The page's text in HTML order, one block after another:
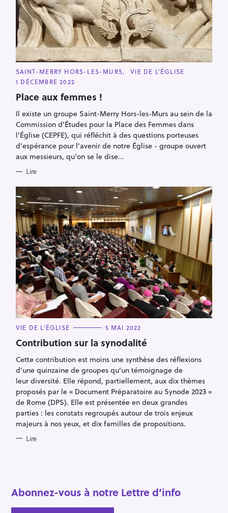
C
T
G
R
I
E
S
SAINT-MERRY HORS-LES-MURS
VIE DE L'ÉGLISE
1 DÉCEMBRE 2022
Place aux femmes !
Il existe un groupe Saint-Merry Hors-les-Murs au sein de la
Commission d’Études pour la Place des Femmes dans
l’Église (CEPFE), qui réfléchit à des questions porteuses
d'espérance pour l'avenir de notre Église - groupe ouvert
aux messieurs, qu'on se le dise...
Lire
C
T
E
O
R
I
E
S
VIE DE L'ÉGLISE 5 MAI 2022
Contribution sur la synodalité
Cette contribution est moins une synthèse des réflexions
d’une quinzaine de groupes qu’un témoignage de
leur diversité. Elle répond, partiellement, aux dix thèmes
proposés par le « Document Préparatoire au Synode 2023 »
de Rome (DPS). Elle est présentée en deux grandes
parties : les constats regroupés autour de trois enjeux
majeurs à nos yeux, et dix familles de propositions.
Lire
Abonnez-vous à notre Lettre d’info
h
e
r
c
h
e
r